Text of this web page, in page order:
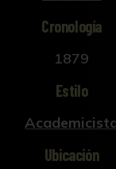
Cronología
1879
Estilo
Ubicación